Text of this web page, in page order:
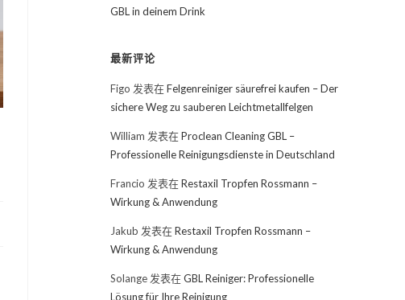
GBL in deinem Drink
最新评论
Figo 发表在Felgenreiniger säurefrei kaufen – Der
sichere Weg zu sauberen Leichtmetallfelgen
William 发表在Proclean Cleaning GBL –
Professionelle Reinigungsdienste in Deutschland
Francio 发表在Restaxil Tropfen Rossmann –
Wirkung & Anwendung
Jakub 发表在Restaxil Tropfen Rossmann –
Wirkung & Anwendung
Solange 发表在GBL Reiniger: Professionelle
Lösung für Ihre Reinigung